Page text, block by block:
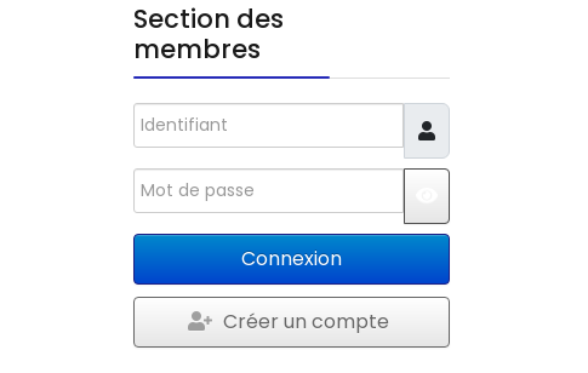
Section des
membres
Identifiant
Mot de passe
Connexion
Créer un compte